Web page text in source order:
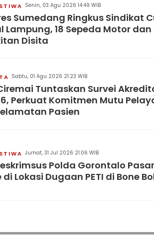
Senin, 03 Agu 2026 14:49 WIB
Sumedang Ringkus Sindikat
Lampung, 18 Sepeda Motor dan
Disita
Sabtu, 01 Agu 2026 21:23 WIB
Tuntaskan Survei
Perkuat Komitmen Mutu
Pasien
Jumat, 31 Jul 2026 21:06 WIB
Polda Gorontalo
di Lokasi Dugaan PETI di Bone